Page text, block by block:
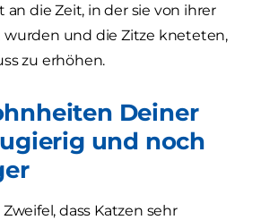
die Zeit, in der sie von ihrer
und die Zitze kneteten,
zu erhöhen.
Deiner
und noch
dass Katzen sehr